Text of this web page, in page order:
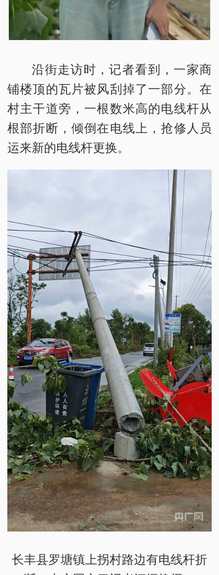
沿街走访时，记者看到，一家商
铺楼顶的瓦片被风刮掉了一部分。在
村主干道旁，一根数米高的电线杆从
根部折断，倾倒在电线上，抢修人员
运来新的电线杆更换。
长丰县罗塘镇上拐村路边有电线杆折